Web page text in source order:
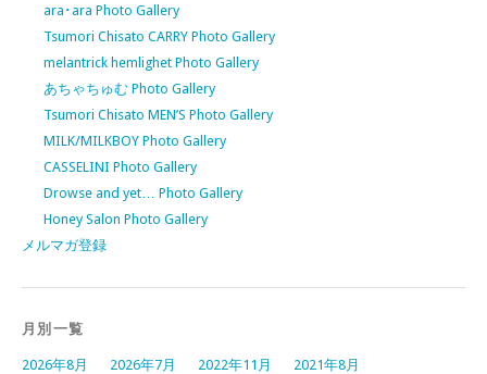
ara･ara Photo Gallery
Tsumori Chisato CARRY Photo Gallery
melantrick hemlighet Photo Gallery
あちゃちゅむ Photo Gallery
Tsumori Chisato MEN’S Photo Gallery
MILK/MILKBOY Photo Gallery
CASSELINI Photo Gallery
Drowse and yet… Photo Gallery
Honey Salon Photo Gallery
メルマガ登録
月別一覧
2026年8月 2026年7月 2022年11月
2021年8月